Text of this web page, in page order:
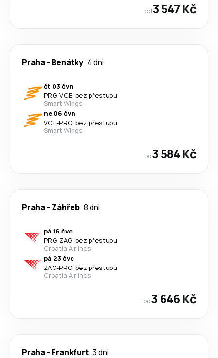
od3 547 Kč
Praha- Benátky 4 dni
čt 03 čvn
PRG-VCE· bez přestupu
Smart Wings
ne 06 čvn
VCE-PRG· bez přestupu
Smart Wings
od3 584 Kč
Praha- Záhřeb 8 dni
pá 16 čvc
PRG-ZAG· bez přestupu
Croatia Airlines
pá 23 čvc
ZAG-PRG· bez přestupu
Croatia Airlines
od3 646 Kč
Praha- Frankfurt 3 dni